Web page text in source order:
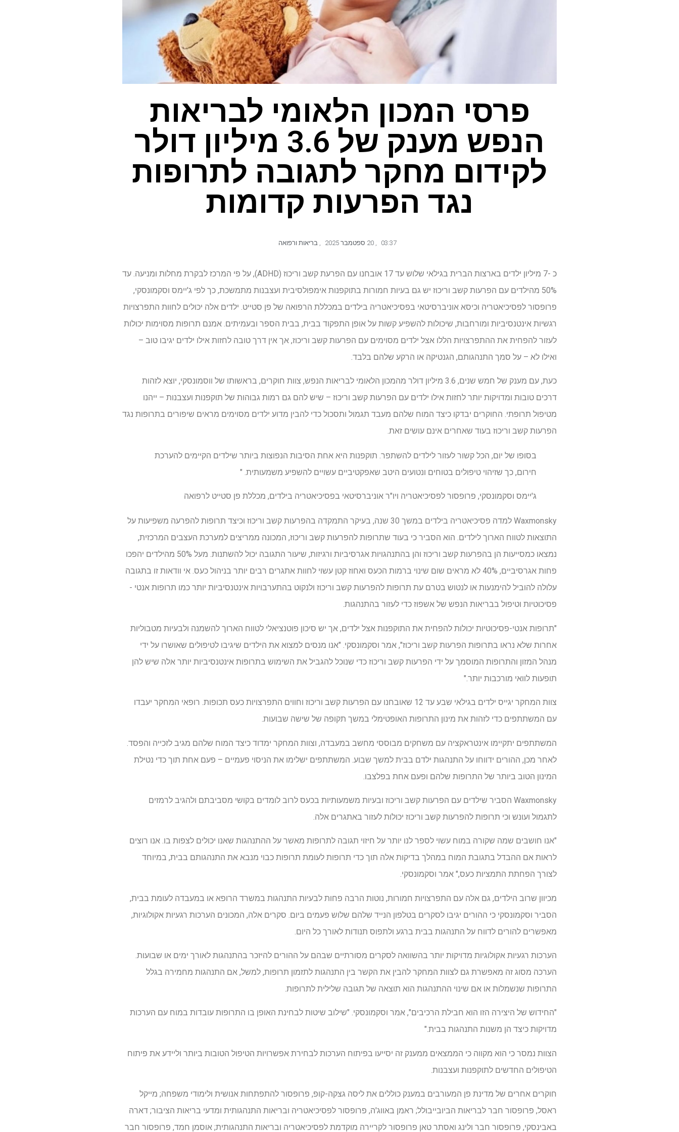
פרסי המכון הלאומי לבריאות
הנפש מענק של 3.6 מיליון דולר
לקידום מחקר לתגובה לתרופות
נגד הפרעות קדומות
03:37
,
, בריאות ורפואה
כ -7 מיליון ילדים בארצות הברית בגילאי שלוש עד 17 אובחנו עם הפרעת קשב וריכוז (ADHD), על פי המרכז לבקרת מחלות ומניעה. עד
50% מהילדים עם הפרעות קשב וריכוז יש גם בעיות חמורות בתוקפנות אימפולסיבית ועצבנות מתמשכת, כך לפי ג'יימס וסקמונסקי,
פרופסור לפסיכיאטריה וכיסא אוניברסיטאי בפסיכיאטריה בילדים במכללת הרפואה של פן סטייט. ילדים אלה יכולים לחוות התפרצויות
רגשיות אינטנסיביות ומורחבות, שיכולות להשפיע קשות על אופן התפקוד בבית, בבית הספר ובעמיתים. אמנם תרופות מסוימות יכולות
לעזור להפחית את ההתפרצויות הללו אצל ילדים מסוימים עם הפרעות קשב וריכוז, אך אין דרך טובה לחזות אילו ילדים יגיבו טוב –
ואילו לא – על סמך התנהגותם, הגנטיקה או הרקע שלהם בלבד.
כעת, עם מענק של חמש שנים, 3.6 מיליון דולר מהמכון הלאומי לבריאות הנפש, צוות חוקרים, בראשותו של ווסמונסקי, יוצא לזהות
דרכים טובות ומדויקות יותר לחזות אילו ילדים עם הפרעות קשב וריכוז – שיש להם גם רמות גבוהות של תוקפנות ועצבנות – ייהנו
מטיפול תרופתי. החוקרים יבדקו כיצד המוח שלהם מעבד תגמול ותסכול כדי להבין מדוע ילדים מסוימים מראים שיפורים בתרופות נגד
הפרעות קשב וריכוז בעוד שאחרים אינם עושים זאת.
בסופו של יום, הכל קשור לעזור לילדים להשתפר. תוקפנות היא אחת הסיבות הנפוצות ביותר שילדים הקיימים להערכת
חירום, כך שזיהוי טיפולים בטוחים ונטועים היטב שאפקטיביים עשויים להשפיע משמעותית. "
ג'יימס וסקמונסקי, פרופסור לפסיכיאטריה ויו"ר אוניברסיטאי בפסיכיאטריה בילדים, מכללת פן סטייט לרפואה
Waxmonsky למדה פסיכיאטריה בילדים במשך 30 שנה, בעיקר התמקדה בהפרעות קשב וריכוז וכיצד תרופות להפרעה משפיעות על
התוצאות לטווח הארוך לילדים. הוא הסביר כי בעוד שתרופות להפרעות קשב וריכוז, המכונה ממריצים למערכת העצבים המרכזית,
נמצאו כמסייעות הן בהפרעות קשב וריכוז והן בהתנהגויות אגרסיביות ורגיזות, שיעור התגובה יכול להשתנות. מעל 50% מהילדים יהפכו
פחות אגרסיביים, 40% לא מראים שום שינוי ברמות הכעס ואחוז קטן עשוי לחוות אתגרים רבים יותר בניהול כעס. אי וודאות זו בתגובה
עלולה להוביל להימנעות או לנטוש בטרם עת תרופות להפרעות קשב וריכוז ולנקוט בהתערבויות אינטנסיביות יותר כמו תרופות אנטי -
פסיכוטיות וטיפול בבריאות הנפש של אשפוז כדי לעזור בהתנהגות.
"תרופות אנטי-פסיכוטיות יכולות להפחית את התוקפנות אצל ילדים, אך יש סיכון פוטנציאלי לטווח הארוך להשמנה ולבעיות מטבוליות
אחרות שלא נראו בתרופות הפרעות קשב וריכוז", אמר וסקמונסקי. "אנו מנסים למצוא את הילדים שיגיבו לטיפולים שאושרו על ידי
מנהל המזון והתרופות המוסמך על ידי הפרעות קשב וריכוז כדי שנוכל להגביל את השימוש בתרופות אינטנסיביות יותר אלה שיש להן
תופעות לוואי מורכבות יותר."
צוות המחקר יגייס ילדים בגילאי שבע עד 12 שאובחנו עם הפרעות קשב וריכוז וחווים התפרצויות כעס תכופות. רופאי המחקר יעבדו
עם המשתתפים כדי לזהות את מינון התרופות האופטימלי במשך תקופה של שישה שבועות.
המשתתפים יתקיימו אינטראקציה עם משחקים מבוססי מחשב במעבדה, וצוות המחקר ימדוד כיצד המוח שלהם מגיב לזכייה והפסד.
לאחר מכן, ההורים ידווחו על התנהגות ילדם בבית למשך שבוע. המשתתפים ישלימו את הניסוי פעמיים – פעם אחת תוך כדי נטילת
המינון הטוב ביותר של התרופות שלהם ופעם אחת בפלצבו.
Waxmonsky הסביר שילדים עם הפרעות קשב וריכוז ובעיות משמעותיות בכעס לרוב לומדים בקושי מסביבתם ולהגיב לרמזים
לתגמול ועונש וכי תרופות להפרעות קשב וריכוז יכולות לעזור באתגרים אלה.
"אנו חושבים שמה שקורה במוח עשוי לספר לנו יותר על חיזוי תגובה לתרופות מאשר על ההתנהגות שאנו יכולים לצפות בו. אנו רוצים
לראות אם ההבדל בתגובת המוח במהלך בדיקות אלה תוך כדי תרופות לעומת תרופות כבוי מנבא את התנהגותם בבית, במיוחד
לצורך הפחתת התמציות כעס," אמר וסקמונסקי.
מכיוון שרוב הילדים, גם אלה עם התפרצויות חמורות, נוטות הרבה פחות לבעיות התנהגות במשרד הרופא או במעבדה לעומת בבית,
הסביר וסקמונסקי כי ההורים יגיבו לסקרים בטלפון הנייד שלהם שלוש פעמים ביום. סקרים אלה, המכונים הערכות רגעיות אקולוגיות,
מאפשרים להורים לדווח על התנהגות בבית ברגע ולתפוס תנודות לאורך כל היום.
הערכות רגעיות אקולוגיות מדויקות יותר בהשוואה לסקרים מסורתיים שבהם על ההורים להיזכר בהתנהגות לאורך ימים או שבועות.
הערכה מסוג זה מאפשרת גם לצוות המחקר להבין את הקשר בין התנהגות לתזמון תרופות, למשל, אם התנהגות מחמירה בגלל
התרופות שנשמלות או אם שינוי ההתנהגות הוא תוצאה של תגובה שלילית לתרופות.
"החידוש של היצירה הזו הוא חבילת הרכיבים", אמר וסקמונסקי. "שילוב שיטות לבחינת האופן בו התרופות עובדות במוח עם הערכות
מדויקות כיצד הן משנות התנהגות בבית."
הצוות נמסר כי הוא מקווה כי הממצאים ממענק זה יסייעו בפיתוח הערכות לבחירת אפשרויות הטיפול הטובות ביותר וליידע את פיתוח
הטיפולים החדשים לתוקפנות ועצבנות.
חוקרים אחרים של מדינת פן המעורבים במענק כוללים את ליסה גצקה-קופ, פרופסור להתפתחות אנושית ולימודי משפחה; מייקל
ראסל, פרופסור חבר לבריאות הביובייבולל; ראמן באווג'ה, פרופסור לפסיכיאטריה ובריאות התנהגותית ומדעי בריאות הציבור; דארה
באבינסקי, פרופסור חבר ולינג ואסתר טאן פרופסור לקריירה מוקדמת לפסיכיאטריה ובריאות התנהגותית; אוסמן חמד, פרופסור חבר